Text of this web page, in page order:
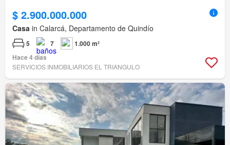
$ 2.900.000.000
Casa in Calarcá, Departamento de Quindío
5 7
1.000 m²
Hace 4 días
SERVICIOS INMOBILIARIOS EL TRIANGULO